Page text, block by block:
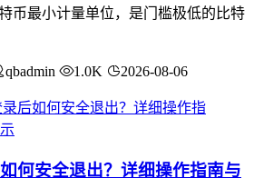
币最小计量单位，是门槛极低的比特
qbadmin 1.0K 2026-08-06
何安全退出？详细操作指南与